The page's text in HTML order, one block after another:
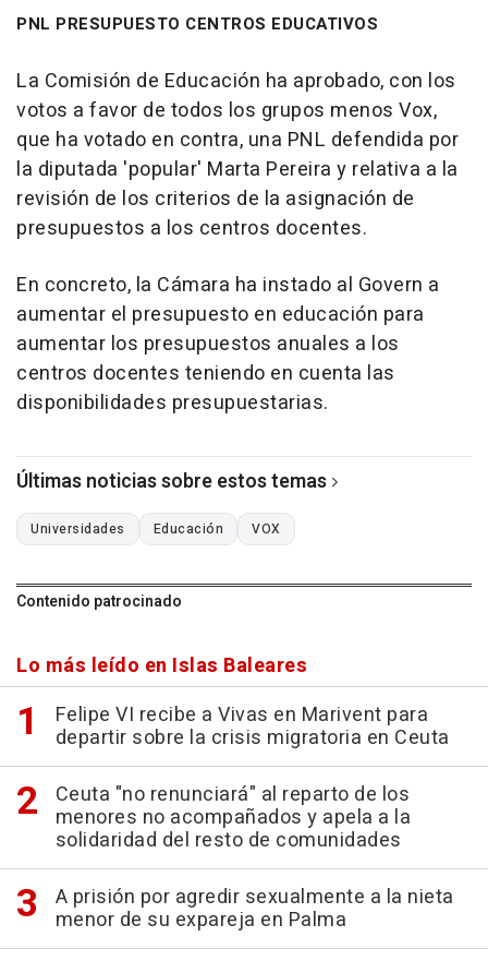
PNL PRESUPUESTO CENTROS EDUCATIVOS
La Comisión de Educación ha aprobado, con los
votos a favor de todos los grupos menos Vox,
que ha votado en contra, una PNL defendida por
la diputada 'popular' Marta Pereira y relativa a la
revisión de los criterios de la asignación de
presupuestos a los centros docentes.
En concreto, la Cámara ha instado al Govern a
aumentar el presupuesto en educación para
aumentar los presupuestos anuales a los
centros docentes teniendo en cuenta las
disponibilidades presupuestarias.
Últimas noticias sobre estos temas
Universidades Educación VOX
Contenido patrocinado
Lo más leído en Islas Baleares
Felipe VI recibe a Vivas en Marivent para
departir sobre la crisis migratoria en Ceuta
Ceuta "no renunciará" al reparto de los
menores no acompañados y apela a la
solidaridad del resto de comunidades
A prisión por agredir sexualmente a la nieta
menor de su expareja en Palma